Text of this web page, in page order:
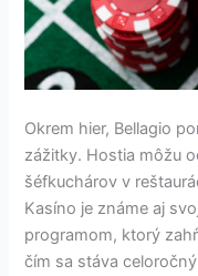
Okrem hier, Bellagio
zážitky. Hostia môžu
šéfkuchárov v
Kasíno je známe aj
programom, ktorý
čím sa stáva